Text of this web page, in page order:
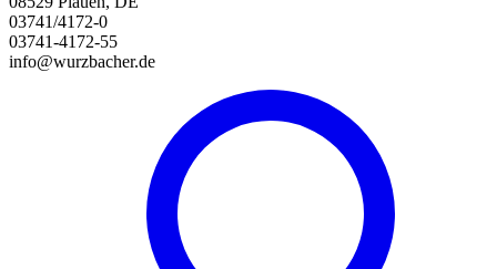
03741/4172-0
03741-4172-55
info@wurzbacher.de